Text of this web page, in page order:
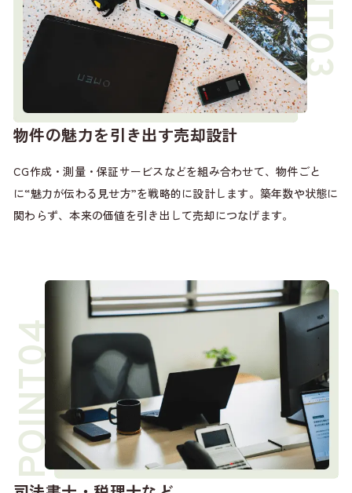
物件の魅力を引き出す売却設計
CG作成・測量・保証サービスなどを組み合わせて、物件ごと
に“魅力が伝わる見せ方”を戦略的に設計します。築年数や状態に
関わらず、本来の価値を引き出して売却につなげます。